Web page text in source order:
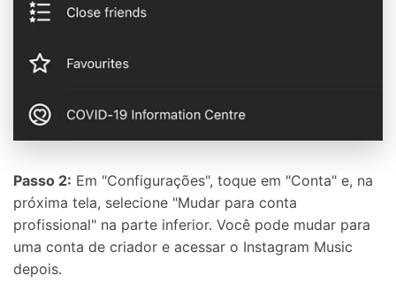
Passo 2: Em "Configurações", toque em "Conta" e, na
próxima tela, selecione "Mudar para conta
profissional" na parte inferior. Você pode mudar para
uma conta de criador e acessar o Instagram Music
depois.